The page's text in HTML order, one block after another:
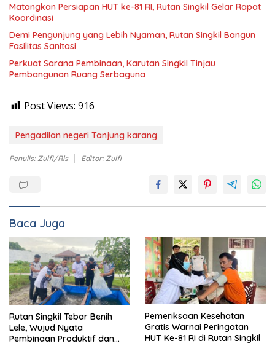
Matangkan Persiapan HUT ke-81 RI, Rutan Singkil Gelar Rapat
Koordinasi
Demi Pengunjung yang Lebih Nyaman, Rutan Singkil Bangun
Fasilitas Sanitasi
Perkuat Sarana Pembinaan, Karutan Singkil Tinjau
Pembangunan Ruang Serbaguna
Post Views: 916
Pengadilan negeri Tanjung karang
Penulis: Zulfi/Rls Editor: Zulfi
Baca Juga
Rutan Singkil Tebar Benih
Lele, Wujud Nyata
Pembinaan Produktif dan
Pemeriksaan Kesehatan
Gratis Warnai Peringatan
HUT Ke-81 RI di Rutan Singkil